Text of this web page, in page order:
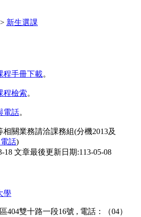
> 新生選課
程手冊下載。
程檢索。
電話。
關業務請洽課務組(分機2013及
話)
18 文章最後更新日期:113-05-08
404雙十路一段16號 , 電話：（04）